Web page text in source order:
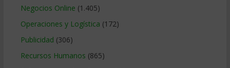
Negocios Online (1.405)
Operaciones y Logística (172)
Publicidad (306)
Recursos Humanos (865)